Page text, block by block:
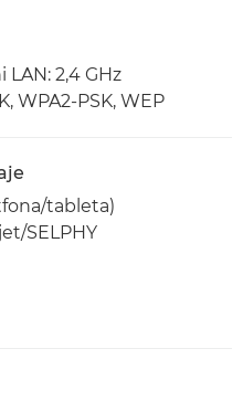
2,4 GHz
WPA2-PSK, WEP
tableta)
SELPHY